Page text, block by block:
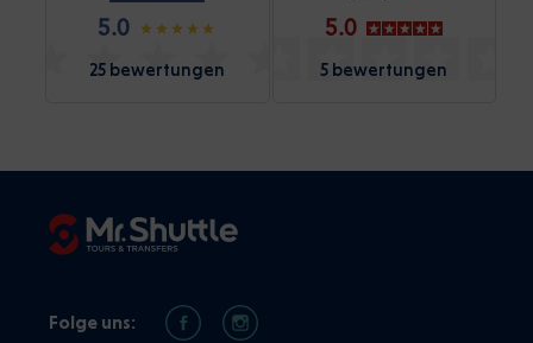
5.0
25 bewertungen
5.0
5 bewertungen
Folge uns: